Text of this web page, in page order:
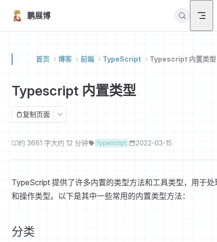
Skip to content
鹏展博
首页 博客 前端 TypeScript Typescript 内置类型
Typescript 内置类型
复制页面
约 3661 字大约 12 分钟 typescript 2022-03-15
TypeScript 提供了许多内置的类型方法和工具类型，用于处
和操作类型。以下是其中一些常用的内置类型方法：
分类